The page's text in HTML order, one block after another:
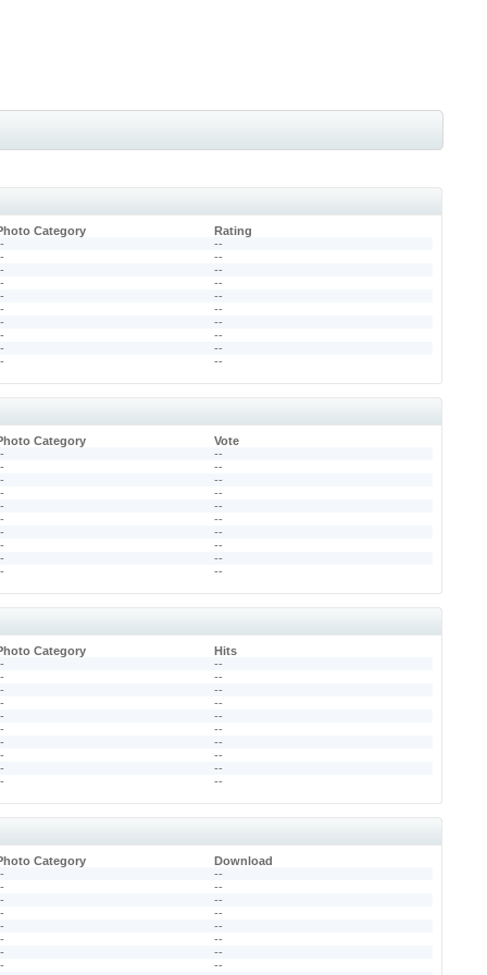
Category
Rating
--
--
--
--
--
--
--
--
--
--
Category
Vote
--
--
--
--
--
--
--
--
--
--
Category
Hits
--
--
--
--
--
--
--
--
--
--
Category
Download
--
--
--
--
--
--
--
--